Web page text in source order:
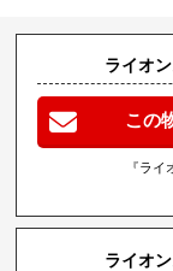
ライオ
この
『ラ
ライオ